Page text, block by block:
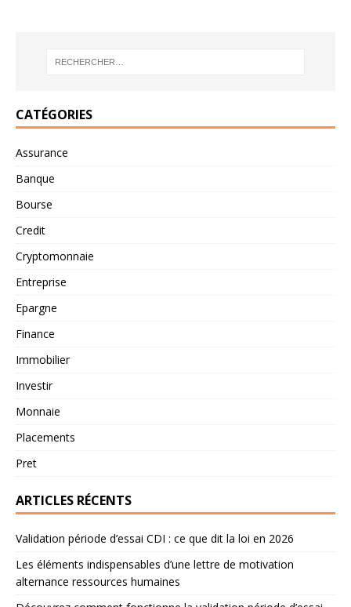
CATÉGORIES
Assurance
Banque
Bourse
Credit
Cryptomonnaie
Entreprise
Epargne
Finance
Immobilier
Investir
Monnaie
Placements
Pret
ARTICLES RÉCENTS
Validation période d’essai CDI : ce que dit la loi en 2026
Les éléments indispensables d’une lettre de motivation
alternance ressources humaines